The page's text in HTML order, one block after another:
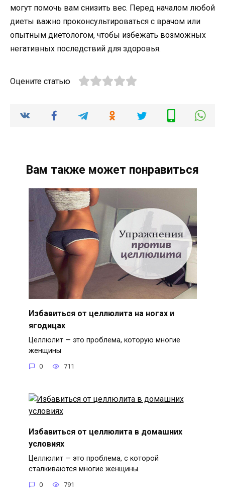
могут помочь вам снизить вес. Перед началом любой
диеты важно проконсультироваться с врачом или
опытным диетологом, чтобы избежать возможных
негативных последствий для здоровья.
Оцените статью
Вам также может понравиться
Избавиться от целлюлита на ногах и
ягодицах
Целлюлит — это проблема, которую многие
женщины
0 711
Избавиться от целлюлита в домашних
условиях
Целлюлит — это проблема, с которой
сталкиваются многие женщины.
0 791